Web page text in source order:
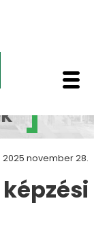
2025 november 28.